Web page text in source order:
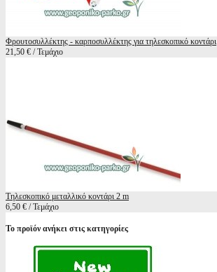
Φρουτοσυλλέκτης - καρποσυλλέκτης για τηλεσκοπικό κοντάρι
21,50 € / Τεμάχιο
Τηλεσκοπικό μεταλλικό κοντάρι 2 m
6,50 € / Τεμάχιο
Το προϊόν ανήκει στις κατηγορίες